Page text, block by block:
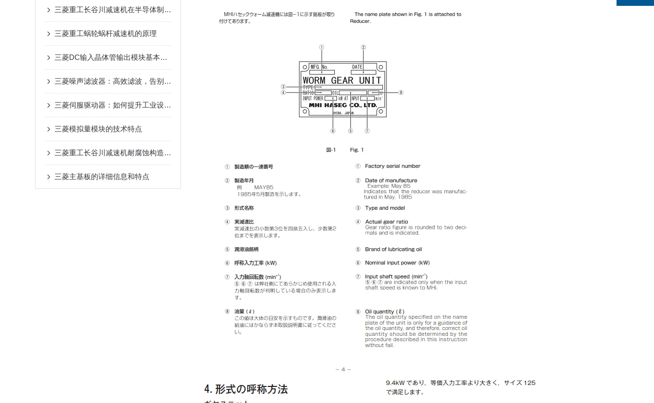
三菱重工长谷川减速机在半导体制造设备传动系统中的适配应用
三菱重工蜗轮蜗杆减速机的原理
三菱DC输入晶体管输出模块基本概论与特点
三菱噪声滤波器：高效滤波，告别工业电磁干扰
三菱伺服驱动器：如何提升工业设备的精确控制与效率
三菱模拟量模块的技术特点
三菱重工长谷川减速机耐腐蚀构造在户外工业设备传动中的适配优势
三菱主基板的详细信息和特点